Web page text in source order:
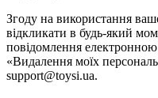
Згоду на використання
відкликати в будь-який
повідомлення
«Видалення моїх
support@toysi.ua.